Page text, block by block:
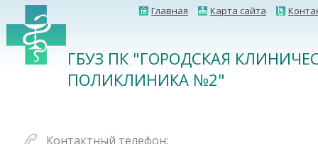
Главная Карта сайта
ГБУЗ ПК "ГОРОДСКАЯ
ПОЛИКЛИНИКА №2"
Контактный телефон: